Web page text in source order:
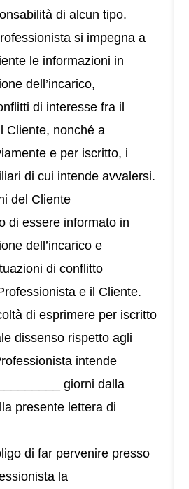
di alcun tipo.
si impegna a
le informazioni in
dell’incarico,
di interesse fra il
Cliente, nonché a
e per iscritto, i
di cui intende avvalersi.
del Cliente
di essere informato in
dell’incarico e
di conflitto
e il Cliente.
di esprimere per iscritto
dissenso rispetto agli
intende
giorni dalla
presente lettera di
di far pervenire presso
la